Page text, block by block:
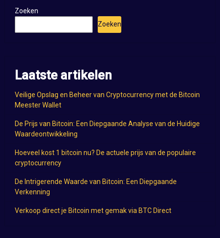
Zoeken
Zoeken
Laatste artikelen
Veilige Opslag en Beheer van Cryptocurrency met de Bitcoin
Meester Wallet
De Prijs van Bitcoin: Een Diepgaande Analyse van de Huidige
Waardeontwikkeling
Hoeveel kost 1 bitcoin nu? De actuele prijs van de populaire
cryptocurrency
De Intrigerende Waarde van Bitcoin: Een Diepgaande
Verkenning
Verkoop direct je Bitcoin met gemak via BTC Direct